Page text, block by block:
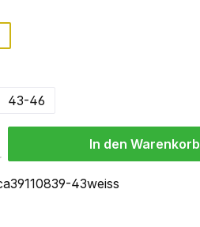
43-46
In den Warenkorb
43weiss